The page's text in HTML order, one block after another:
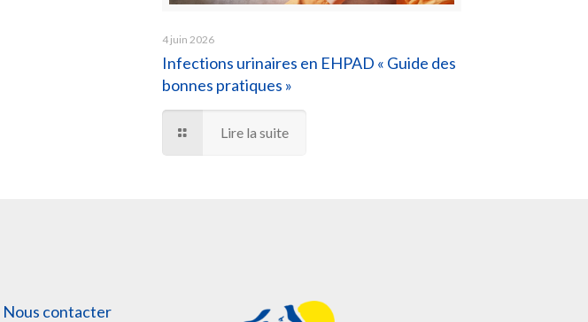
4 juin 2026
Infections urinaires en EHPAD « Guide des
bonnes pratiques »
Lire la suite
Nous contacter